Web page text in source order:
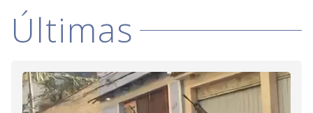
Últimas